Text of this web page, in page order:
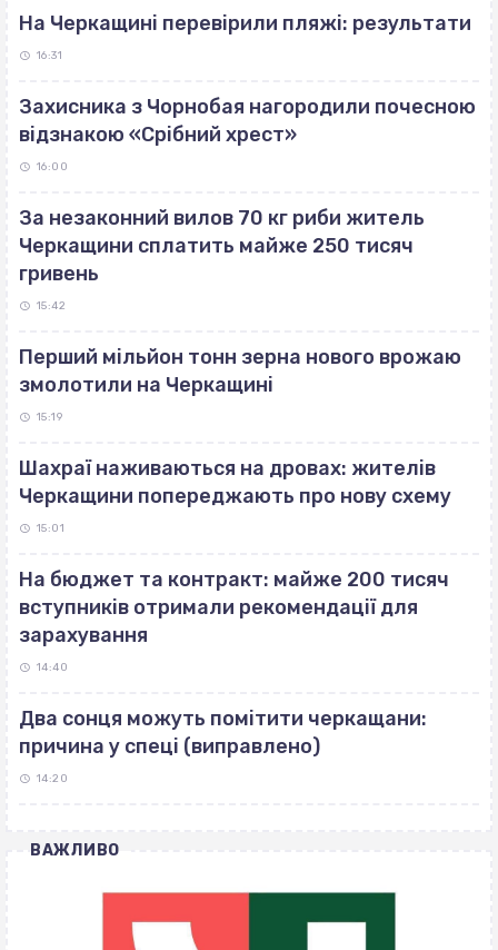
На Черкащині перевірили пляжі: результати
16:31
Захисника з Чорнобая нагородили почесною
відзнакою «Срібний хрест»
16:00
За незаконний вилов 70 кг риби житель
Черкащини сплатить майже 250 тисяч
гривень
15:42
Перший мільйон тонн зерна нового врожаю
змолотили на Черкащині
15:19
Шахраї наживаються на дровах: жителів
Черкащини попереджають про нову схему
15:01
На бюджет та контракт: майже 200 тисяч
вступників отримали рекомендації для
зарахування
14:40
Два сонця можуть помітити черкащани:
причина у спеці (виправлено)
14:20
ВАЖЛИВО